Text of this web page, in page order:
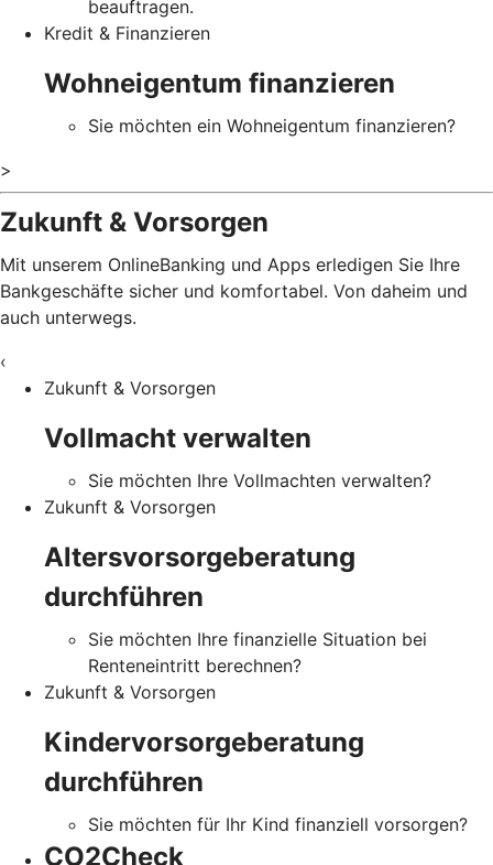
beauftragen.
Kredit & Finanzieren
Wohneigentum finanzieren
Sie möchten ein Wohneigentum finanzieren?
>
Zukunft & Vorsorgen
Mit unserem OnlineBanking und Apps erledigen Sie Ihre
Bankgeschäfte sicher und komfortabel. Von daheim und
auch unterwegs.
‹
Zukunft & Vorsorgen
Vollmacht verwalten
Sie möchten Ihre Vollmachten verwalten?
Zukunft & Vorsorgen
Altersvorsorgeberatung
durchführen
Sie möchten Ihre finanzielle Situation bei
Renteneintritt berechnen?
Zukunft & Vorsorgen
Kindervorsorgeberatung
durchführen
Sie möchten für Ihr Kind finanziell vorsorgen?
CO2Check